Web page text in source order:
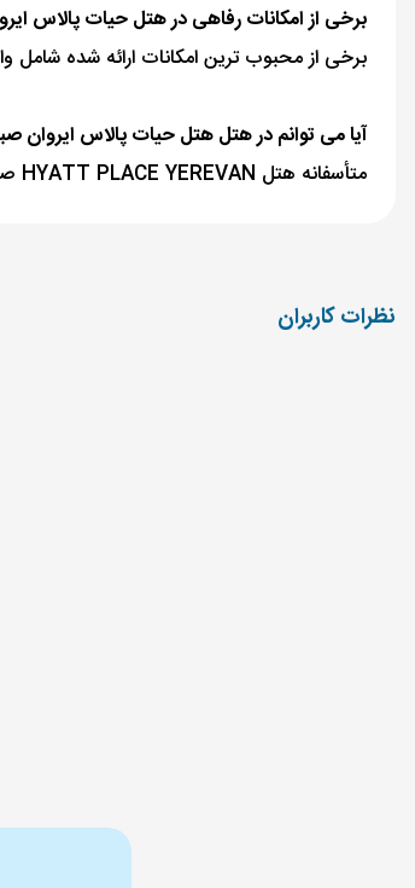
برخی از امکانات رفاهی در هتل حیات پالاس
برخی از محبوب ترین امکانات ارائه شده
آیا می توانم در هتل هتل حیات پالاس ایروان
متأسفانه هتل HYATT PLACE YEREVAN صبحانه را برای مهمانان ارائه نمی دهد.
نظرات کاربران